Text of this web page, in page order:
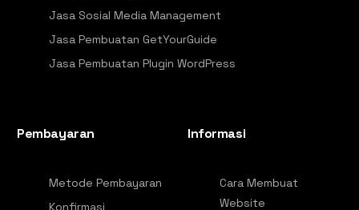
Jasa Sosial Media Management
Jasa Pembuatan GetYourGuide
Jasa Pembuatan Plugin WordPress
Pembayaran
Metode Pembayaran
Konfirmasi
Informasi
Cara Membuat
Website